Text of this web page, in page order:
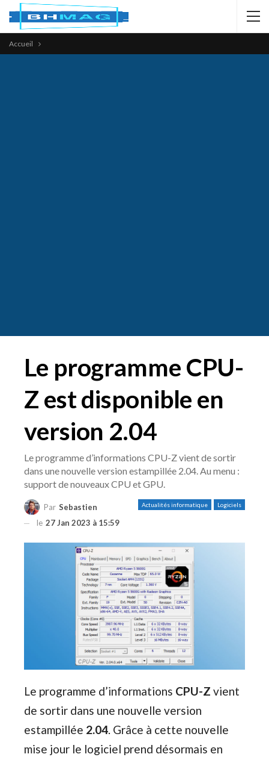
Accueil
Le programme CPU-
Z est disponible en
version 2.04
Le programme d’informations CPU-Z vient de sortir
dans une nouvelle version estampillée 2.04. Au menu :
support de nouveaux CPU et GPU.
Actualités informatique Logiciels
Par Sebastien
le 27 Jan 2023 à 15:59
Le programme d’informations CPU-Z vient
de sortir dans une nouvelle version
estampillée 2.04. Grâce à cette nouvelle
mise jour le logiciel prend désormais en